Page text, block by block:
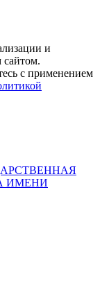
и
сайтом.
с применением
ИМЕНИ